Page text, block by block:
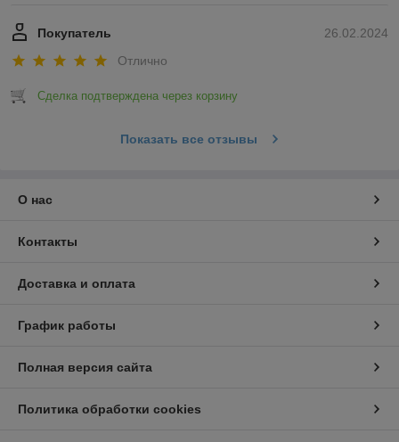
26.02.2024
Покупатель
Отлично
Сделка подтверждена через корзину
Показать все отзывы
О нас
Контакты
Доставка и оплата
График работы
Полная версия сайта
Политика обработки cookies